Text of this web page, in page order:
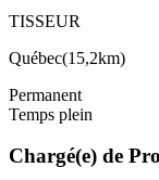
TISSEUR
Québec(15,2km)
Permanent
Temps plein
Chargé(e) de